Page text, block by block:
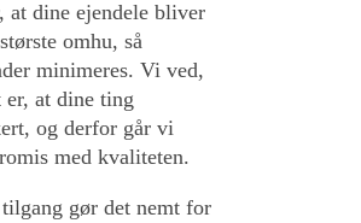
at dine ejendele bliver
omhu, så
minimeres. Vi ved,
at dine ting
og derfor går vi
med kvaliteten.
gør det nemt for